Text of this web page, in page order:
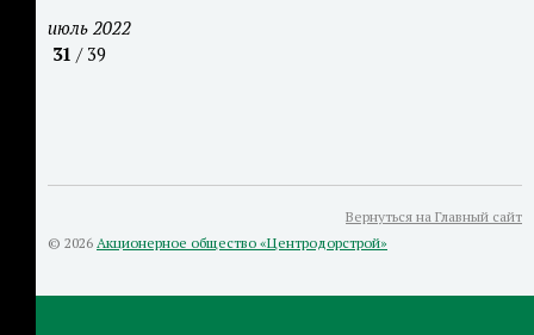
июль 2022
31 / 39
Вернуться на Главный сайт
© 2026 Акционерное общество «Центродорстрой»